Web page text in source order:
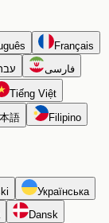
Français
فارسی
Tiếng Việt
語 Filipino
Українська
Dansk